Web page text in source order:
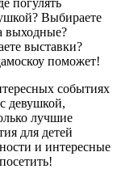
Выбираете
выходные?
выставки?
поможет!
событиях
девушкой,
лучшие
для детей
и интересные